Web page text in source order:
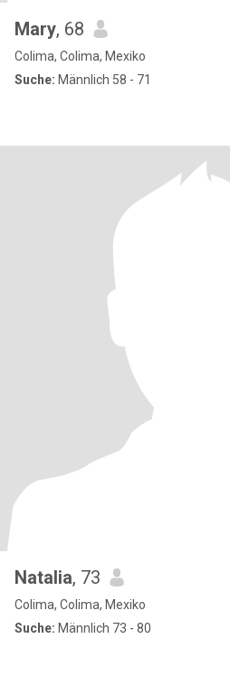
Mary, 68
Colima, Colima, Mexiko
Suche: Männlich 58 - 71
Natalia, 73
Colima, Colima, Mexiko
Suche: Männlich 73 - 80